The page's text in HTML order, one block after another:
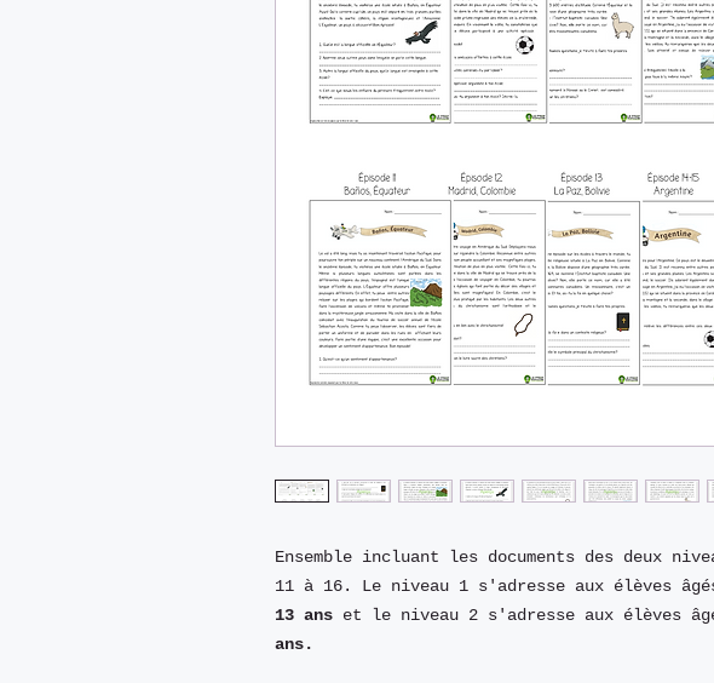
Ensemble incluant les documents des deux
11 à 16. Le niveau 1 s'adresse aux élèves
13 ans et le niveau 2 s'adresse aux élèves
ans.